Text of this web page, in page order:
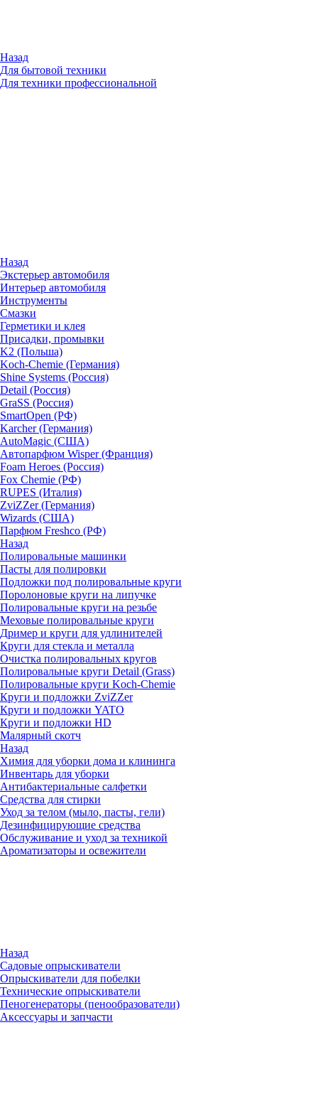
Назад
Для бытовой техники
Для техники профессиональной
Назад
Экстерьер автомобиля
Интерьер автомобиля
Инструменты
Смазки
Герметики и клея
Присадки, промывки
K2 (Польша)
Koch-Chemie (Германия)
Shine Systems (Россия)
Detail (Россия)
GraSS (Россия)
SmartOpen (РФ)
Karcher (Германия)
AutoMagic (США)
Автопарфюм Wisper (Франция)
Foam Heroes (Россия)
Fox Chemie (РФ)
RUPES (Италия)
ZviZZer (Германия)
Wizards (США)
Парфюм Freshco (РФ)
Назад
Полировальные машинки
Пасты для полировки
Подложки под полировальные круги
Поролоновые круги на липучке
Полировальные круги на резьбе
Меховые полировальные круги
Дример и круги для удлинителей
Круги для стекла и металла
Очистка полировальных кругов
Полировальные круги Detail (Grass)
Полировальные круги Koch-Chemie
Круги и подложки ZviZZer
Круги и подложки YATO
Круги и подложки HD
Малярный скотч
Назад
Химия для уборки дома и клининга
Инвентарь для уборки
Антибактериальные салфетки
Средства для стирки
Уход за телом (мыло, пасты, гели)
Дезинфицирующие средства
Обслуживание и уход за техникой
Ароматизаторы и освежители
Назад
Садовые опрыскиватели
Опрыскиватели для побелки
Технические опрыскиватели
Пеногенераторы (пенообразователи)
Аксессуары и запчасти